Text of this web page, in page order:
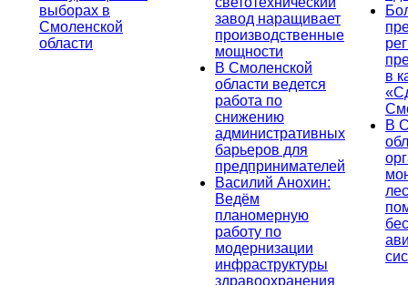
выборах в
Смоленской
области
завод наращивает
производственные
мощности
В Смоленской
области ведется
работа по
снижению
административных
барьеров для
предпринимателей
Василий Анохин:
Ведём
планомерную
работу по
модернизации
инфраструктуры
здравоохранения
в
В